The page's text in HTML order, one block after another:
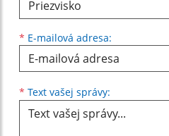
* E-mailová adresa:
* Text vašej správy: